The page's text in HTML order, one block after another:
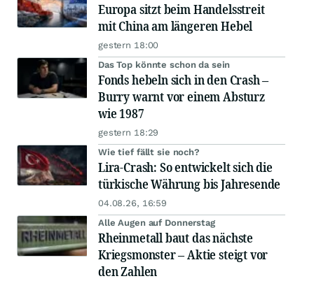
Europa sitzt beim Handelsstreit
mit China am längeren Hebel
gestern 18:00
Das Top könnte schon da sein
Fonds hebeln sich in den Crash –
Burry warnt vor einem Absturz
wie 1987
gestern 18:29
Wie tief fällt sie noch?
Lira-Crash: So entwickelt sich die
türkische Währung bis Jahresende
04.08.26, 16:59
Alle Augen auf Donnerstag
Rheinmetall baut das nächste
Kriegsmonster – Aktie steigt vor
den Zahlen